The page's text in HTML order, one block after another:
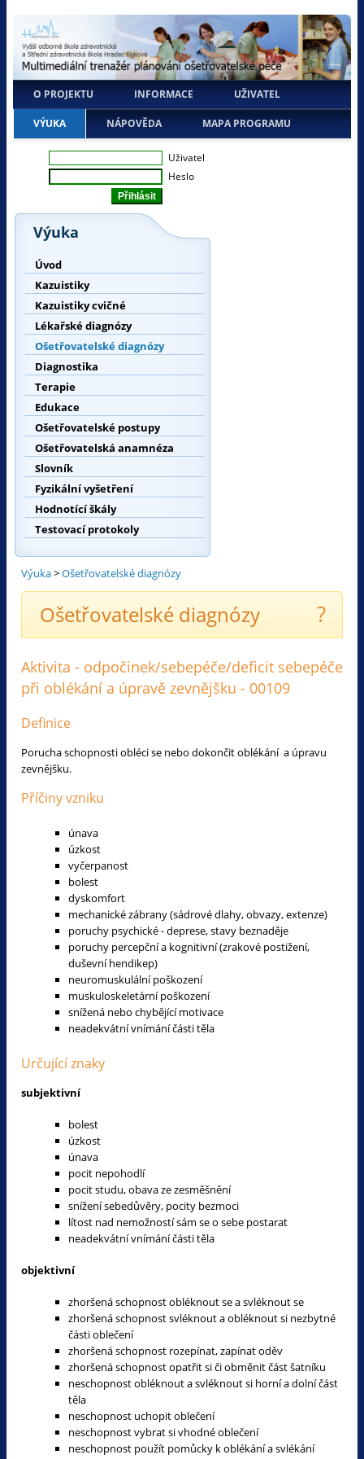
O PROJEKTU INFORMACE UŽIVATEL
VÝUKA NÁPOVĚDA MAPA PROGRAMU
Uživatel
Heslo
Výuka
Úvod
Kazuistiky
Kazuistiky cvičné
Lékařské diagnózy
Ošetřovatelské diagnózy
Diagnostika
Terapie
Edukace
Ošetřovatelské postupy
Ošetřovatelská anamnéza
Slovník
Fyzikální vyšetření
Hodnotící škály
Testovací protokoly
Výuka>Ošetřovatelské diagnózy
Ošetřovatelské diagnózy ?
Aktivita - odpočinek/sebepéče/deficit sebepéče
při oblékání a úpravě zevnějšku - 00109
Definice
Porucha schopnosti obléci se nebo dokončit oblékání a úpravu
zevnějšku.
Příčiny vzniku
únava
úzkost
vyčerpanost
bolest
dyskomfort
mechanické zábrany (sádrové dlahy, obvazy, extenze)
poruchy psychické - deprese, stavy beznaděje
poruchy percepční a kognitivní (zrakové postižení,
duševní hendikep)
neuromuskulální poškození
muskuloskeletární poškození
snížená nebo chybějící motivace
neadekvátní vnímání části těla
Určující znaky
subjektivní
bolest
úzkost
únava
pocit nepohodlí
pocit studu, obava ze zesměšnění
snížení sebedůvěry, pocity bezmoci
lítost nad nemožností sám se o sebe postarat
neadekvátní vnímání části těla
objektivní
zhoršená schopnost obléknout se a svléknout se
zhoršená schopnost svléknout a obléknout si nezbytné
části oblečení
zhoršená schopnost rozepínat, zapínat oděv
zhoršená schopnost opatřit si či obměnit část šatníku
neschopnost obléknout a svléknout si horní a dolní část
těla
neschopnost uchopit oblečení
neschopnost vybrat si vhodné oblečení
neschopnost použít pomůcky k oblékání a svlékání